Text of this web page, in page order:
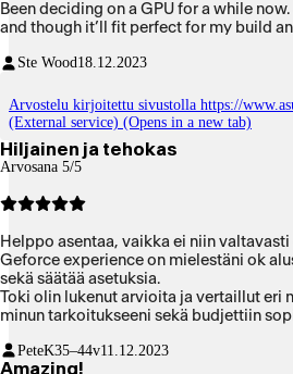
Been deciding on a GPU for a while
and though it’ll fit perfect for my build
Ste Wood18.12.2023
Arvostelu kirjoitettu sivustolla https://
(External service) (Opens in a new tab)
Hiljainen ja tehokas
Arvosana 5/5
Helppo asentaa, vaikka ei niin
Geforce experience on mielestäni ok
sekä säätää asetuksia.
Toki olin lukenut arvioita ja vertaillut eri
minun tarkoitukseeni sekä budjettiin
PeteK35–44v11.12.2023
Amazing!